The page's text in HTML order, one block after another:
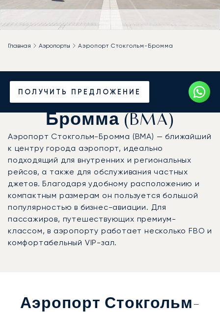
ПОЛУЧИТЬ ПРЕДЛОЖЕНИЕ
Главная Аэропорты Аэропорт Стокгольм-Бромма
Частный джет в
аэропорт Стокгольм-
Бромма (BMA)
Аэропорт Стокгольм-Бромма (BMA) — ближайший
к центру города аэропорт, идеально
подходящий для внутренних и региональных
рейсов, а также для обслуживания частных
джетов. Благодаря удобному расположению и
компактным размерам он пользуется большой
популярностью в бизнес-авиации. Для
пассажиров, путешествующих премиум-
классом, в аэропорту работает несколько FBO и
комфортабельный VIP-зал.
Аэропорт Стокгольм-